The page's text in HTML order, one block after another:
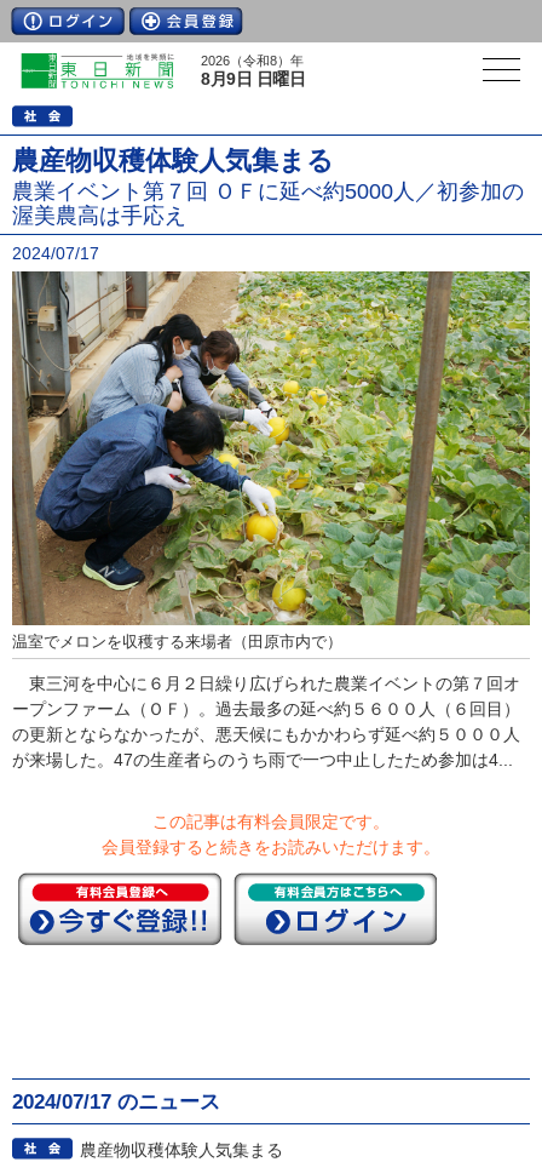
2026（令和8）年
8月9日 日曜日
農産物収穫体験人気集まる
農業イベント第７回 ＯＦに延べ約5000人／初参加の
渥美農高は手応え
2024/07/17
温室でメロンを収穫する来場者（田原市内で）
東三河を中心に６月２日繰り広げられた農業イベントの第７回オ
ープンファーム（ＯＦ）。過去最多の延べ約５６００人（６回目）
の更新とならなかったが、悪天候にもかかわらず延べ約５０００人
が来場した。47の生産者らのうち雨で一つ中止したため参加は4...
この記事は有料会員限定です。
会員登録すると続きをお読みいただけます。
2024/07/17 のニュース
農産物収穫体験人気集まる